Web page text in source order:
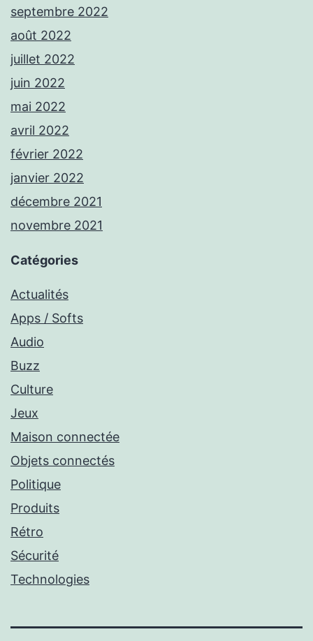
septembre 2022
août 2022
juillet 2022
juin 2022
mai 2022
avril 2022
février 2022
janvier 2022
décembre 2021
novembre 2021
Catégories
Actualités
Apps / Softs
Audio
Buzz
Culture
Jeux
Maison connectée
Objets connectés
Politique
Produits
Rétro
Sécurité
Technologies